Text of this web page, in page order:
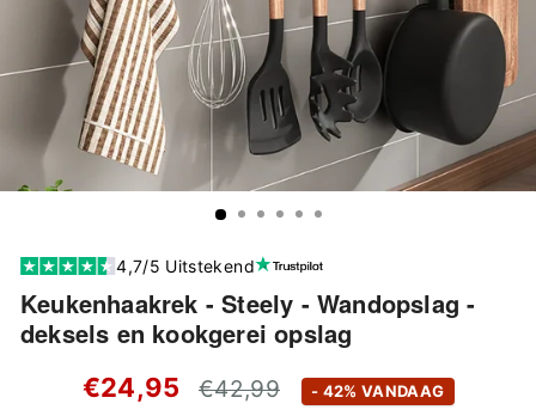
4,7/5 Uitstekend
Keukenhaakrek - Steely - Wandopslag -
deksels en kookgerei opslag
€24,95
Standaard
€42,99 - 42% VANDAAG